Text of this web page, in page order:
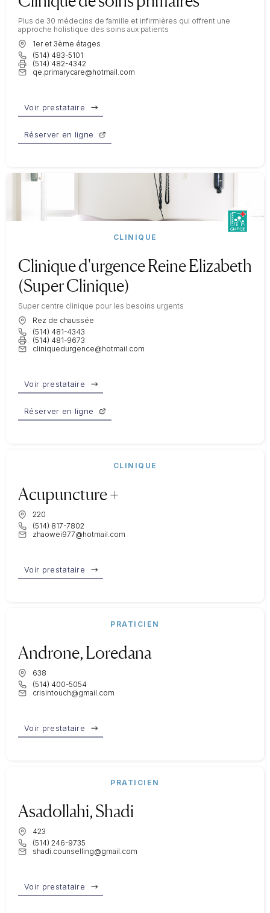
Plus de 30 médecins de famille et infirmières qui offrent une
approche holistique des soins aux patients
1er et 3ème étages
(514) 483-5101
(514) 482-4342
qe.primarycare@hotmail.com
Voir prestataire
Réserver en ligne
CLINIQUE
Clinique d'urgence Reine Elizabeth
(Super Clinique)
Super centre clinique pour les besoins urgents
Rez de chaussée
(514) 481-4343
(514) 481-9673
cliniquedurgence@hotmail.com
Voir prestataire
Réserver en ligne
CLINIQUE
Acupuncture +
220
(514) 817-7802
zhaowei977@hotmail.com
Voir prestataire
PRATICIEN
Androne, Loredana
638
(514) 400-5054
crisintouch@gmail.com
Voir prestataire
PRATICIEN
Asadollahi, Shadi
423
(514) 246-9735
shadi.counselling@gmail.com
Voir prestataire